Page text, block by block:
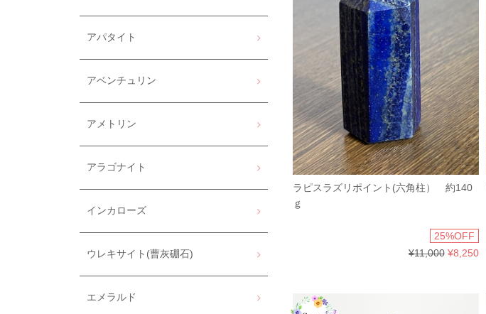
ラピスラズリポイント(六角柱） 約140
ｇ
25%OFF
¥11,000 ¥8,250
アパタイト
アベンチュリン
アメトリン
アラゴナイト
インカローズ
ウレキサイト(曹灰硼石)
エメラルド